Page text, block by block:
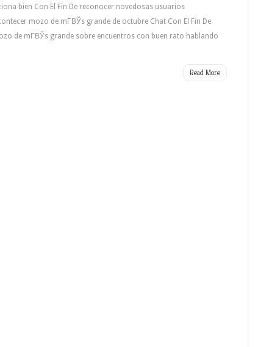
bien Con El Fin De reconocer novedosas usuarios
mozo de mГ­ВЎs grande de octubre Chat Con El Fin De
de mГ­ВЎs grande sobre encuentros con buen rato hablando
Read More